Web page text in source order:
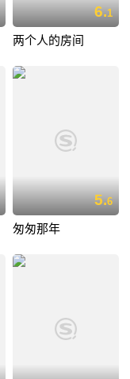
6.1
两个人的房间
5.6
匆匆那年